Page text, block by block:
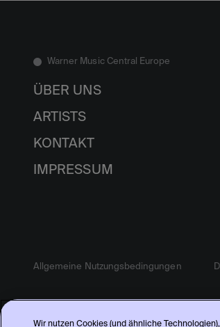
Warner Music Central Europe
ÜBER UNS
ARTISTS
KONTAKT
IMPRESSUM
Allgemeine Nutzungsbedingungen
Wir nutzen Cookies (und ähnliche